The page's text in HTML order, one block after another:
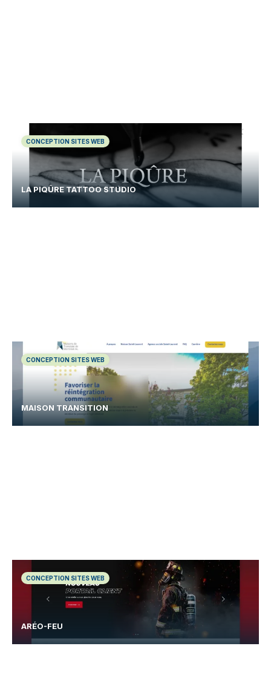
CONCEPTION SITES WEB
LA PIQÛRE TATTOO STUDIO
CONCEPTION SITES WEB
MAISON TRANSITION
CONCEPTION SITES WEB
ARÉO-FEU